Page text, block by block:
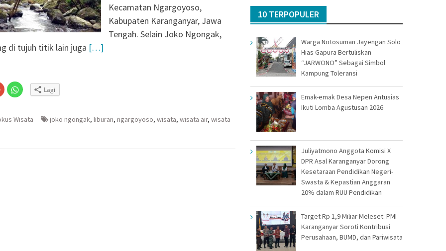
Kecamatan Ngargoyoso,
Kabupaten Karanganyar, Jawa
Tengah. Selain Joko Ngongak,
di tujuh titik lain juga […]
Klik
untuk
berbagi
(Membuka
di
Klik
untuk
di
jendela
Lagi
Wisata joko ngongak, liburan, ngargoyoso, wisata, wisata air, wisata
10 TERPOPULER
Warga Notosuman Jayengan Solo
Hias Gapura Bertuliskan
“JARWONO” Sebagai Simbol
Kampung Toleransi
Emak-emak Desa Nepen Antusias
Ikuti Lomba Agustusan 2026
Juliyatmono Anggota Komisi X
DPR Asal Karanganyar Dorong
Kesetaraan Pendidikan Negeri-
Swasta & Kepastian Anggaran
20% dalam RUU Pendidikan
Target Rp 1,9 Miliar Meleset: PMI
Karanganyar Soroti Kontribusi
Perusahaan, BUMD, dan Pariwisata